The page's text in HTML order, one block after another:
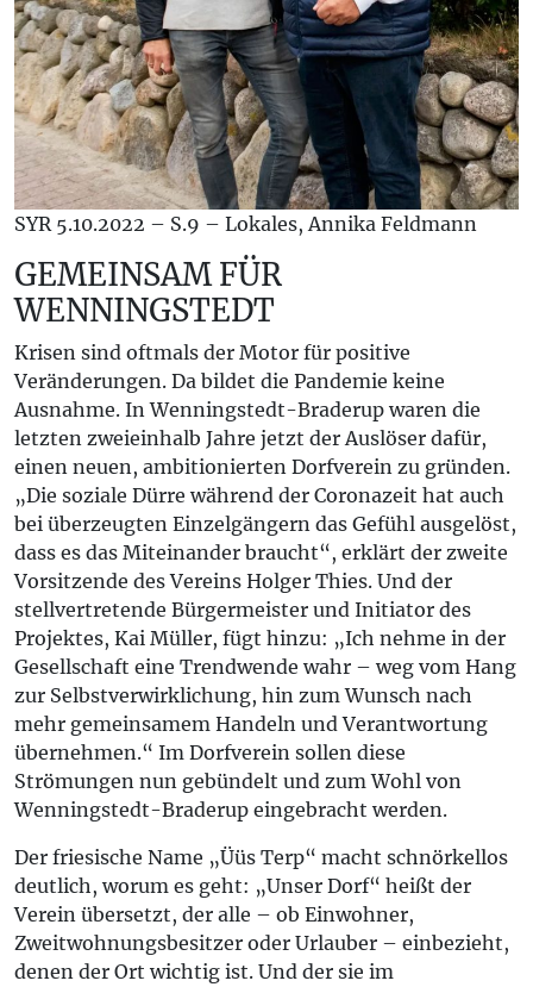
SYR 5.10.2022 – S.9 – Lokales, Annika Feldmann
GEMEINSAM FÜR
WENNINGSTEDT
Krisen sind oftmals der Motor für positive
Veränderungen. Da bildet die Pandemie keine
Ausnahme. In Wenningstedt-Braderup waren die
letzten zweieinhalb Jahre jetzt der Auslöser dafür,
einen neuen, ambitionierten Dorfverein zu gründen.
„Die soziale Dürre während der Coronazeit hat auch
bei überzeugten Einzelgängern das Gefühl ausgelöst,
dass es das Miteinander braucht“, erklärt der zweite
Vorsitzende des Vereins Holger Thies. Und der
stellvertretende Bürgermeister und Initiator des
Projektes, Kai Müller, fügt hinzu: „Ich nehme in der
Gesellschaft eine Trendwende wahr – weg vom Hang
zur Selbstverwirklichung, hin zum Wunsch nach
mehr gemeinsamem Handeln und Verantwortung
übernehmen.“ Im Dorfverein sollen diese
Strömungen nun gebündelt und zum Wohl von
Wenningstedt-Braderup eingebracht werden.
Der friesische Name „Üüs Terp“ macht schnörkellos
deutlich, worum es geht: „Unser Dorf“ heißt der
Verein übersetzt, der alle – ob Einwohner,
Zweitwohnungsbesitzer oder Urlauber – einbezieht,
denen der Ort wichtig ist. Und der sie im